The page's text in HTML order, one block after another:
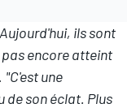
ils sont
pas encore atteint
"C'est une
de son éclat. Plus